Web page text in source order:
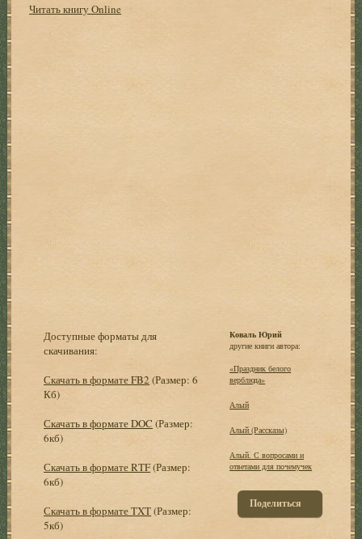
Читать книгу Online
Доступные форматы для
скачивания:
Скачать в формате FB2 (Размер: 6
Кб)
Скачать в формате DOC (Размер:
6кб)
Скачать в формате RTF(Размер:
6кб)
Скачать в формате TXT(Размер:
5кб)
Коваль Юрий
другие книги автора:
«Праздник белого
верблюда»
Алый
Алый (Рассказы)
Алый. С вопросами и
ответами для почемучек
Поделиться